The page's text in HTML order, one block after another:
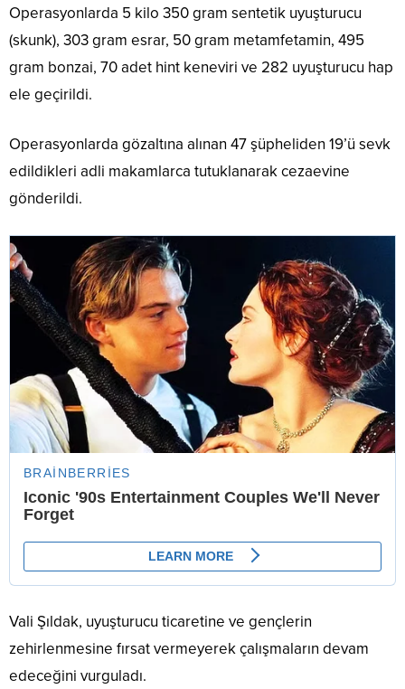
Operasyonlarda 5 kilo 350 gram sentetik uyuşturucu
(skunk), 303 gram esrar, 50 gram metamfetamin, 495
gram bonzai, 70 adet hint keneviri ve 282 uyuşturucu hap
ele geçirildi.
Operasyonlarda gözaltına alınan 47 şüpheliden 19’ü sevk
edildikleri adli makamlarca tutuklanarak cezaevine
gönderildi.
Vali Şıldak, uyuşturucu ticaretine ve gençlerin
zehirlenmesine fırsat vermeyerek çalışmaların devam
edeceğini vurguladı.